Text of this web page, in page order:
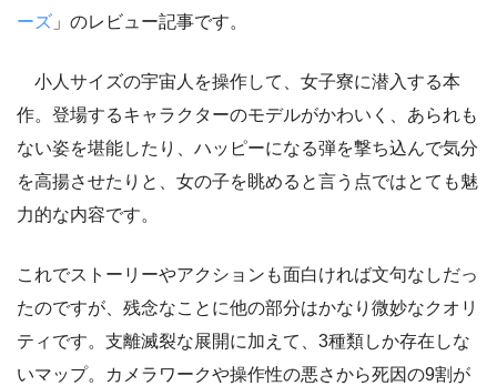
ーズ 」のレビュー記事です。
小人サイズの宇宙人を操作して、女子寮に潜入する本
作。登場するキャラクターのモデルがかわいく、あられも
ない姿を堪能したり、ハッピーになる弾を撃ち込んで気分
を高揚させたりと、女の子を眺めると言う点ではとても魅
力的な内容です。
これでストーリーやアクションも面白ければ文句なしだっ
たのですが、残念なことに他の部分はかなり微妙なクオリ
ティです。支離滅裂な展開に加えて、3種類しか存在しな
いマップ。カメラワークや操作性の悪さから死因の9割が